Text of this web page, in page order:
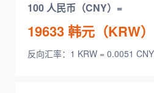
100 人民币（CNY）=
19633韩元（KRW）
反向汇率：1 KRW = 0.0051 CNY